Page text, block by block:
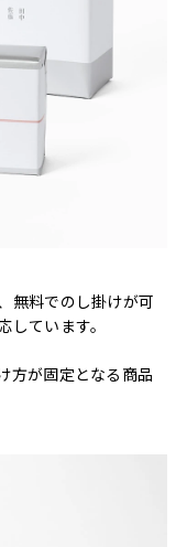
無料でのし掛けが可
ています。
方が固定となる商品